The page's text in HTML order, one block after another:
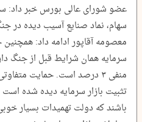
عضو شورای عالی بورس خبر داد:
سهام، نماد صنایع آسیب دیده در
معصومه آقاپور ادامه داد: همچنین
سرمایه همان شرایط قبل از جنگ
منفی ۳ درصد است. حمایت
تثبیت بازار سرمایه دیده شده
باشند که دولت تهمیدات بسیار